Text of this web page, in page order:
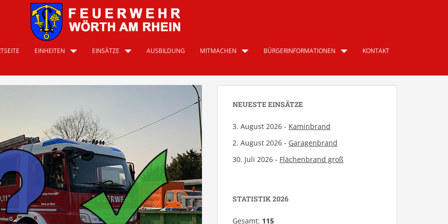
EINHEITEN EINSÄTZE AUSBILDUNG MITMACHEN BÜRGERINFORMATIONEN KONTAKT
NEUESTE EINSÄTZE
3. August 2026 - Kaminbrand
2. August 2026 - Garagenbrand
30. Juli 2026 - Flächenbrand groß
STATISTIK 2026
Gesamt: 115